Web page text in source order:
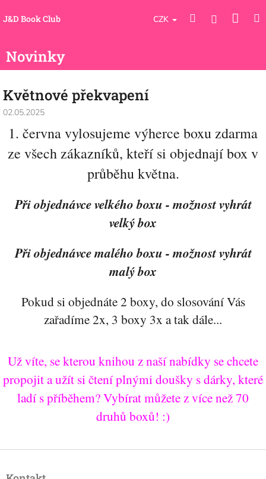
naJ&D Book Club CZK HledatPřihlášení
Novinky
Květnové překvapení
02.05.2025
1. června vylosujeme výherce boxu zdarma
ze všech zákazníků, kteří si objednají box v
průběhu května.
Při objednávce velkého boxu - možnost vyhrát
velký box
Při objednávce malého boxu - možnost vyhrát
malý box
Pokud si objednáte 2 boxy, do slosování Vás
zařadíme 2x, 3 boxy 3x a tak dále...
Už víte, se kterou knihou z naší nabídky se chcete
propojit a užít si čtení plnými doušky s dárky, které
ladí s příběhem? Vybírat můžete z více než 70
druhů boxů! :)